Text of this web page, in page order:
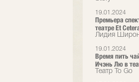
19.01.2024
Премьера
театре Et
Лидия
19.01.2024
Время пить
Ичэнь Лю в
Театр To Go